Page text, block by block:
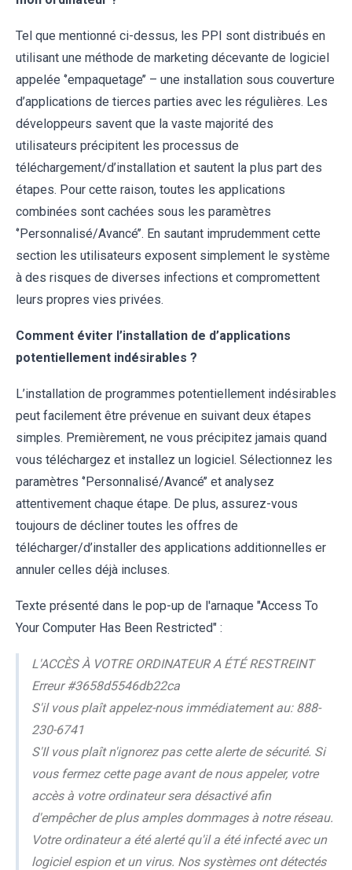
Tel que mentionné ci-dessus, les PPI sont distribués en
utilisant une méthode de marketing décevante de logiciel
appelée ‘’empaquetage’’ – une installation sous couverture
d’applications de tierces parties avec les régulières. Les
développeurs savent que la vaste majorité des
utilisateurs précipitent les processus de
téléchargement/d’installation et sautent la plus part des
étapes. Pour cette raison, toutes les applications
combinées sont cachées sous les paramètres
‘’Personnalisé/Avancé’’. En sautant imprudemment cette
section les utilisateurs exposent simplement le système
à des risques de diverses infections et compromettent
leurs propres vies privées.
Comment éviter l’installation de d’applications
potentiellement indésirables ?
L’installation de programmes potentiellement indésirables
peut facilement être prévenue en suivant deux étapes
simples. Premièrement, ne vous précipitez jamais quand
vous téléchargez et installez un logiciel. Sélectionnez les
paramètres ‘’Personnalisé/Avancé’’ et analysez
attentivement chaque étape. De plus, assurez-vous
toujours de décliner toutes les offres de
télécharger/d’installer des applications additionnelles er
annuler celles déjà incluses.
Texte présenté dans le pop-up de l'arnaque "Access To
Your Computer Has Been Restricted" :
L'ACCÈS À VOTRE ORDINATEUR A ÉTÉ RESTREINT
Erreur #3658d5546db22ca
S'il vous plaît appelez-nous immédiatement au: 888-
230-6741
S'Il vous plaît n'ignorez pas cette alerte de sécurité. Si
vous fermez cette page avant de nous appeler, votre
accès à votre ordinateur sera désactivé afin
d'empêcher de plus amples dommages à notre réseau.
Votre ordinateur a été alerté qu'il a été infecté avec un
logiciel espion et un virus. Nos systèmes ont détectés